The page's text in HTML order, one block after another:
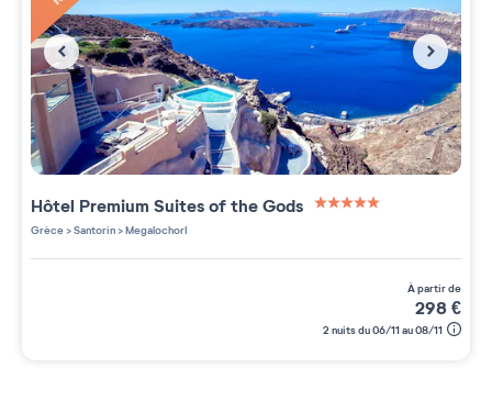
Hôtel Premium Suites of the Gods
Grèce>Santorin>MegalochorI
à partir de
298€
2 nuits du 06/11 au 08/11